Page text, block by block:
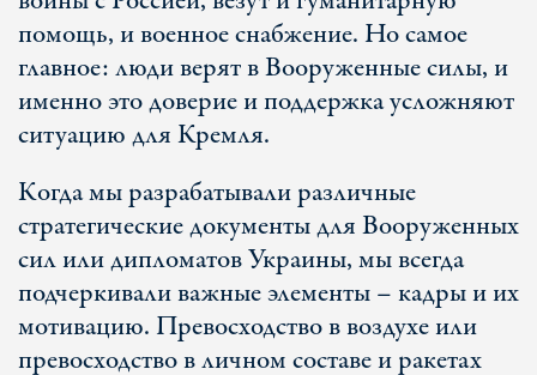
помощь, и военное снабжение. Но самое
главное: люди верят в Вооруженные силы, и
именно это доверие и поддержка усложняют
ситуацию для Кремля.
Когда мы разрабатывали различные
стратегические документы для Вооруженных
сил или дипломатов Украины, мы всегда
подчеркивали важные элементы – кадры и их
мотивацию. Превосходство в воздухе или
превосходство в личном составе и ракетах